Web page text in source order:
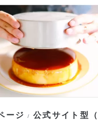
ージ / 公式サイト型